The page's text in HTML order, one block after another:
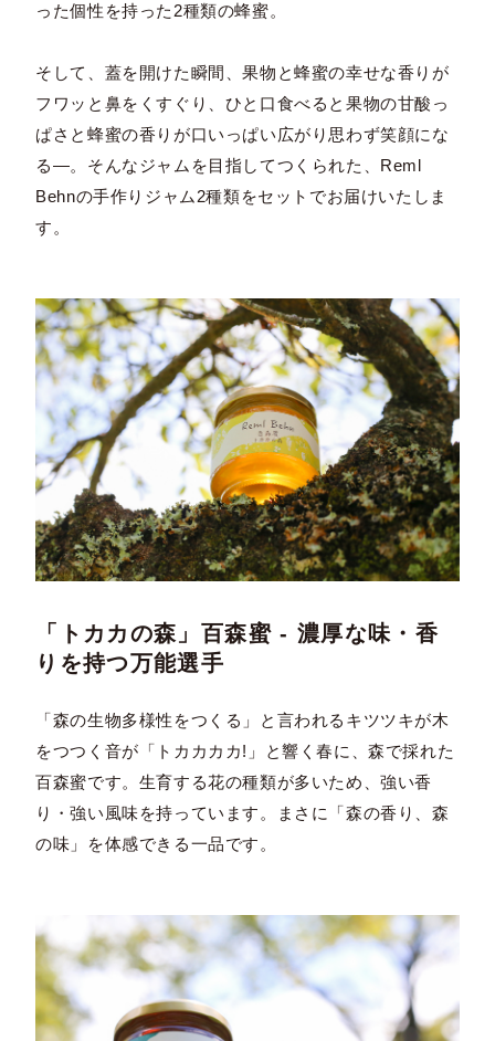
った個性を持った2種類の蜂蜜。
そして、蓋を開けた瞬間、果物と蜂蜜の幸せな香りが
フワッと鼻をくすぐり、ひと口食べると果物の甘酸っ
ぱさと蜂蜜の香りが口いっぱい広がり思わず笑顔にな
る―。そんなジャムを目指してつくられた、Reml
Behnの手作りジャム2種類をセットでお届けいたしま
す。
「トカカの森」百森蜜 - 濃厚な味・香
りを持つ万能選手
「森の生物多様性をつくる」と言われるキツツキが木
をつつく音が「トカカカカ!」と響く春に、森で採れた
百森蜜です。生育する花の種類が多いため、強い香
り・強い風味を持っています。まさに「森の香り、森
の味」を体感できる一品です。